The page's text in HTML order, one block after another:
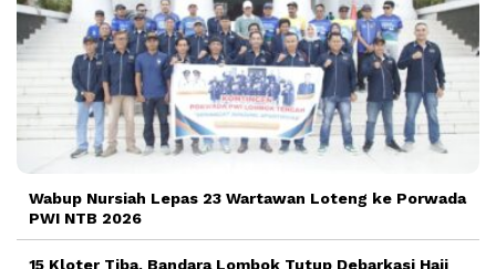
Wabup Nursiah Lepas 23 Wartawan Loteng ke Porwada
PWI NTB 2026
15 Kloter Tiba, Bandara Lombok Tutup Debarkasi Haji